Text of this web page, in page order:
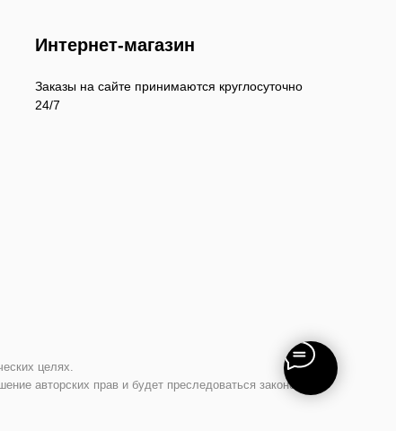
Заказы на сайте принимаются круглосуточно
24/7
Интернет-магазин
целях.
авторских прав и будет преследоваться законом.